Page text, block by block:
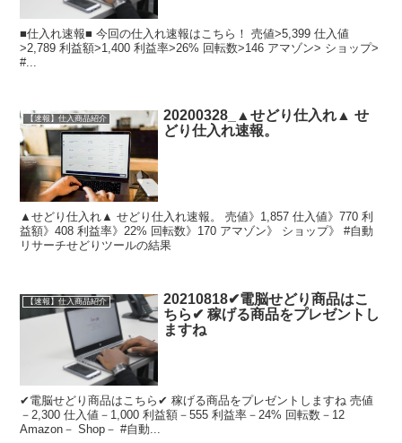
■仕入れ速報■ 今回の仕入れ速報はこちら！ 売値>5,399 仕入値
>2,789 利益額>1,400 利益率>26% 回転数>146 アマゾン> ショップ>
#...
【速報】仕入商品紹介
20200328_▲せどり仕入れ▲ せ
どり仕入れ速報。
▲せどり仕入れ▲ せどり仕入れ速報。 売値》1,857 仕入値》770 利
益額》408 利益率》22% 回転数》170 アマゾン》 ショップ》 #自動
リサーチせどりツールの結果
【速報】仕入商品紹介
20210818✔電脳せどり商品はこ
ちら✔ 稼げる商品をプレゼントし
ますね
✔電脳せどり商品はこちら✔ 稼げる商品をプレゼントしますね 売値
－2,300 仕入値－1,000 利益額－555 利益率－24% 回転数－12
Amazon－ Shop－ #自動...